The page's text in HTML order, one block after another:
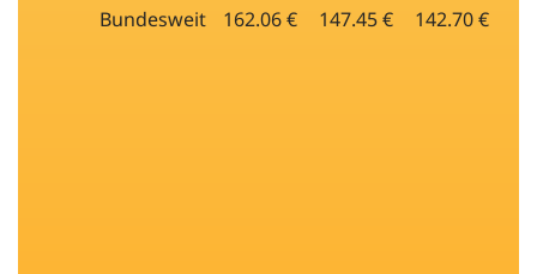
Bundesweit 162.06 € 147.45 € 142.70 €